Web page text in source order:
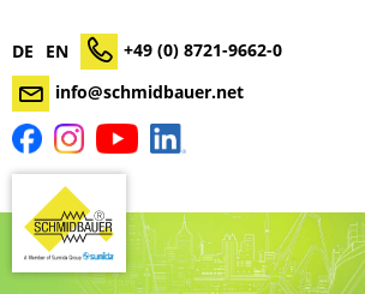
DE EN
+49 (0) 8721-9662-0
info@schmidbauer.net